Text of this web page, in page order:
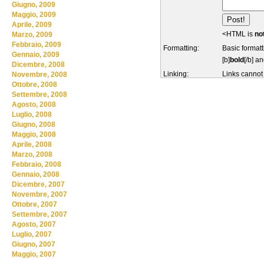
<HTML is
Formatting:
Basic
[b] bold [/b]
Linking:
Links
Giugno, 2009
Maggio, 2009
Aprile, 2009
Marzo, 2009
Febbraio, 2009
Gennaio, 2009
Dicembre, 2008
Novembre, 2008
Ottobre, 2008
Settembre, 2008
Agosto, 2008
Luglio, 2008
Giugno, 2008
Maggio, 2008
Aprile, 2008
Marzo, 2008
Febbraio, 2008
Gennaio, 2008
Dicembre, 2007
Novembre, 2007
Ottobre, 2007
Settembre, 2007
Agosto, 2007
Luglio, 2007
Giugno, 2007
Maggio, 2007